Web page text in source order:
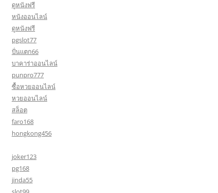
ดูหนังฟรี
หนังออนไลน์
ดูหนังฟรี
pgslot77
ปั่นแตก66
บาคาร่าออนไลน์
punpro777
ซื้อหวยออนไลน์
หวยออนไลน์
สล็อต
faro168
hongkong456
joker123
pg168
jinda55